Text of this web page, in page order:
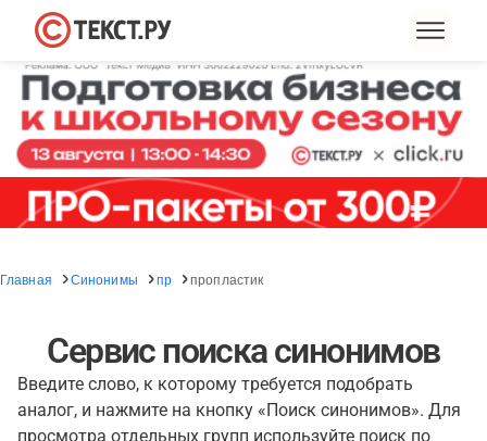
Главная Синонимы пр пропластик
Сервис поиска синонимов
Введите слово, к которому требуется подобрать
аналог, и нажмите на кнопку «Поиск синонимов». Для
просмотра отдельных групп используйте поиск по